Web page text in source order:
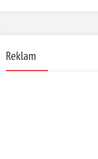
Reklam